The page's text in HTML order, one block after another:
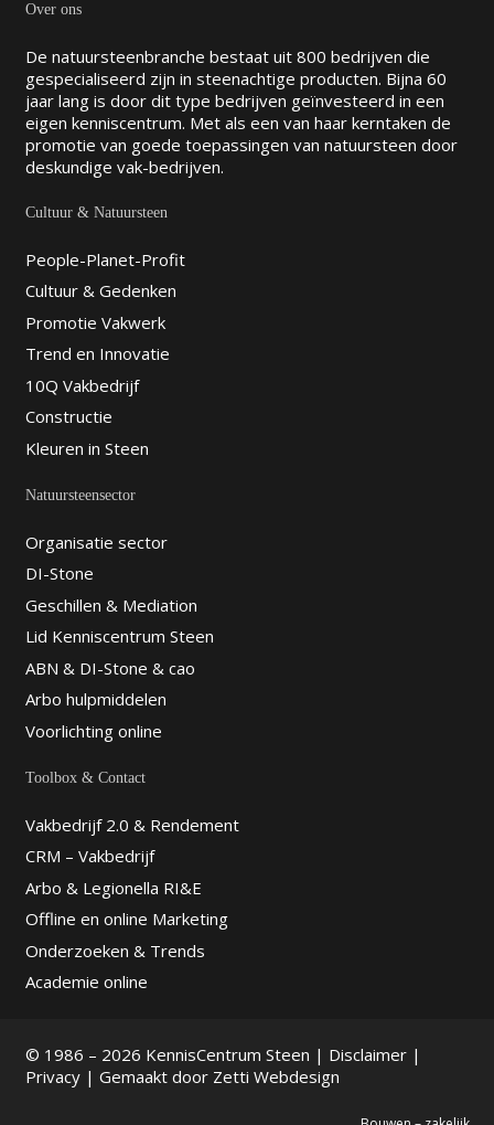
Over ons
De natuursteenbranche bestaat uit 800 bedrijven die
gespecialiseerd zijn in steenachtige producten. Bijna 60
jaar lang is door dit type bedrijven geïnvesteerd in een
eigen kenniscentrum. Met als een van haar kerntaken de
promotie van goede toepassingen van natuursteen door
deskundige vak-bedrijven.
Cultuur & Natuursteen
People-Planet-Profit
Cultuur & Gedenken
Promotie Vakwerk
Trend en Innovatie
10Q Vakbedrijf
Constructie
Kleuren in Steen
Natuursteensector
Organisatie sector
DI-Stone
Geschillen & Mediation
Lid Kenniscentrum Steen
ABN & DI-Stone & cao
Arbo hulpmiddelen
Voorlichting online
Toolbox & Contact
Vakbedrijf 2.0 & Rendement
CRM – Vakbedrijf
Arbo & Legionella RI&E
Offline en online Marketing
Onderzoeken & Trends
Academie online
© 1986 – 2026 KennisCentrum Steen | Disclaimer|
Privacy| Gemaakt door Zetti Webdesign